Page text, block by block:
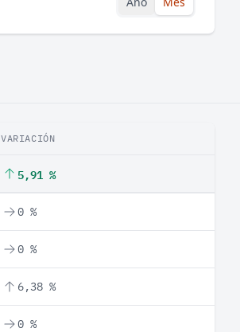
VARIACIÓN
5,91 %
0 %
0 %
6,38 %
0 %